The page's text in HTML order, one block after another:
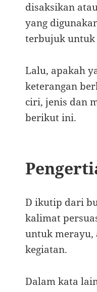
disaksikan
yang
terbujuk untuk
Lalu, apakah
keterangan
ciri, jenis dan
berikut ini.
D ikutip dari
kalimat
untuk merayu,
kegiatan.
Dalam kata